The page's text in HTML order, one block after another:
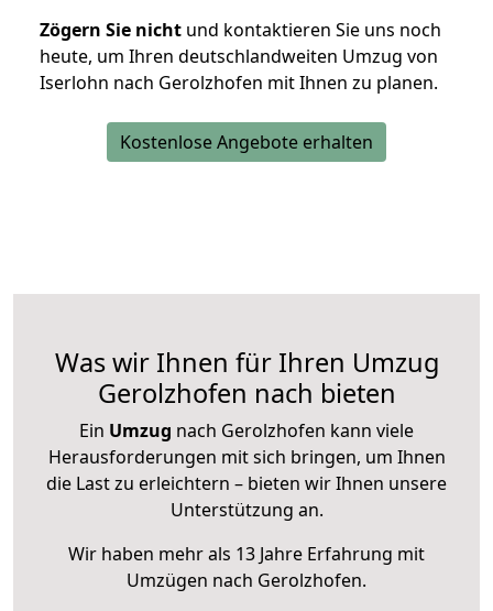
Zögern Sie nicht und kontaktieren Sie uns noch
heute, um Ihren deutschlandweiten Umzug von
Iserlohn nach Gerolzhofen mit Ihnen zu planen.
Kostenlose Angebote erhalten
Was wir Ihnen für Ihren Umzug
Gerolzhofen nach bieten
Ein Umzug nach Gerolzhofen kann viele
Herausforderungen mit sich bringen, um Ihnen
die Last zu erleichtern – bieten wir Ihnen unsere
Unterstützung an.
Wir haben mehr als 13 Jahre Erfahrung mit
Umzügen nach Gerolzhofen.